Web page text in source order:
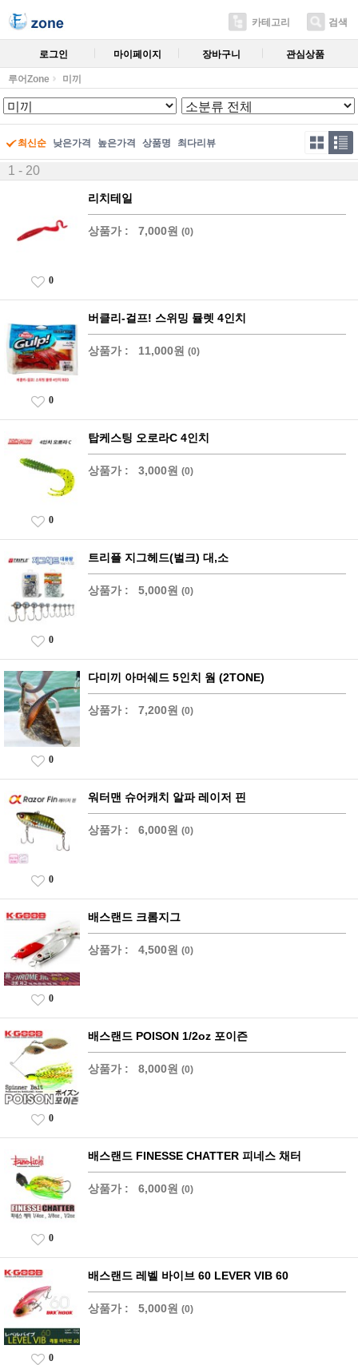
카테고리 검색
로그인 마이페이지 장바구니 관심상품
루어Zone 미끼
최신순 낮은가격 높은가격 상품명 최다리뷰
1 - 20
리치테일
상품가 : 7,000원 (0)
0
버클리-걸프! 스위밍 뮬렛 4인치
상품가 : 11,000원 (0)
0
탑케스팅 오로라C 4인치
상품가 : 3,000원 (0)
0
트리플 지그헤드(벌크) 대,소
상품가 : 5,000원 (0)
0
다미끼 아머쉐드 5인치 웜 (2TONE)
상품가 : 7,200원 (0)
0
워터맨 슈어캐치 알파 레이저 핀
상품가 : 6,000원 (0)
0
배스랜드 크롬지그
상품가 : 4,500원 (0)
0
배스랜드 POISON 1/2oz 포이즌
상품가 : 8,000원 (0)
0
배스랜드 FINESSE CHATTER 피네스 채터
상품가 : 6,000원 (0)
0
배스랜드 레벨 바이브 60 LEVER VIB 60
상품가 : 5,000원 (0)
0